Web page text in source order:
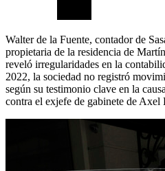
Walter de la Fuente, contador de
propietaria de la residencia de
reveló irregularidades en la
2022, la sociedad no registró
según su testimonio clave en la
contra el exjefe de gabinete de